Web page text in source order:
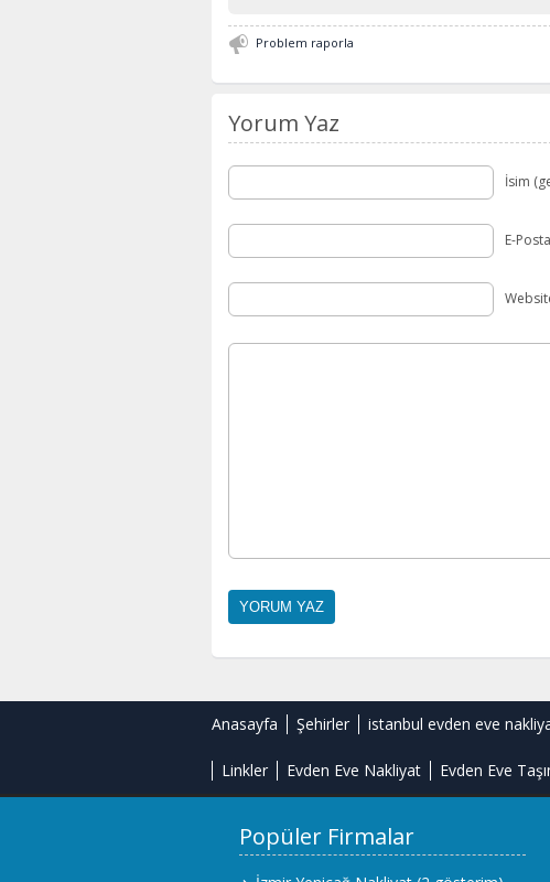
Problem raporla
Yorum Yaz
İsim
E-
Anasayfa Şehirler istanbul evden eve
Linkler Evden Eve Nakliyat Evden Eve
Popüler Firmalar